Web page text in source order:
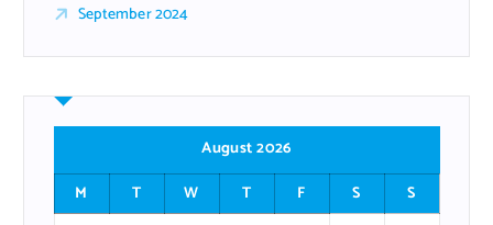
September 2024
August 2026
M
T W T F S
S